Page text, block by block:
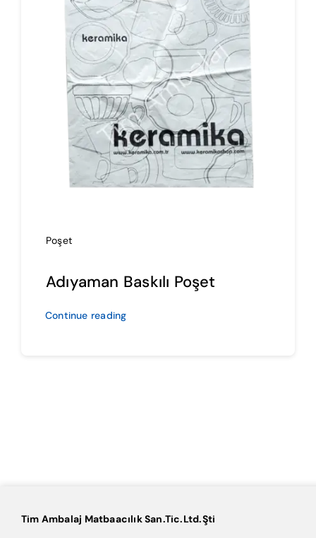
Poşet
Adıyaman Baskılı Poşet
Continue reading
Tim Ambalaj Matbaacılık San.Tic.Ltd.Şti